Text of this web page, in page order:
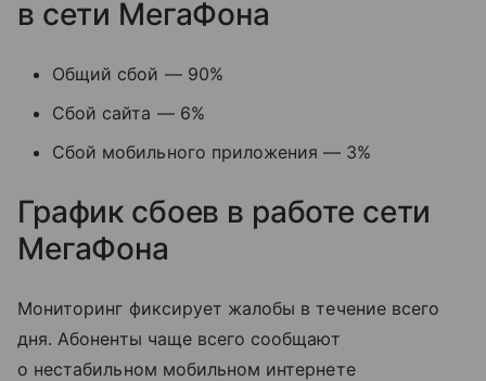
в сети МегаФона
Общий сбой — 90%
Сбой сайта — 6%
Сбой мобильного приложения — 3%
График сбоев в работе сети
МегаФона
Мониторинг фиксирует жалобы в течение всего
дня. Абоненты чаще всего сообщают
о нестабильном мобильном интернете